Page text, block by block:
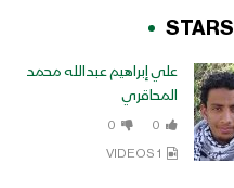
STARS
علي إبراهيم عبدالله محمد
المحاقري
0
0
1 VIDEOS